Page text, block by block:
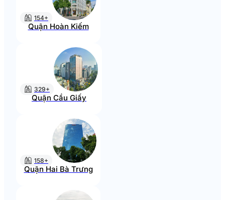
154+
Quận Hoàn Kiếm
329+
Quận Cầu Giấy
158+
Quận Hai Bà Trưng